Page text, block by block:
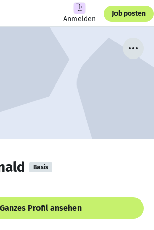
Anmelden
Job posten
Basis
Ganzes Profil ansehen